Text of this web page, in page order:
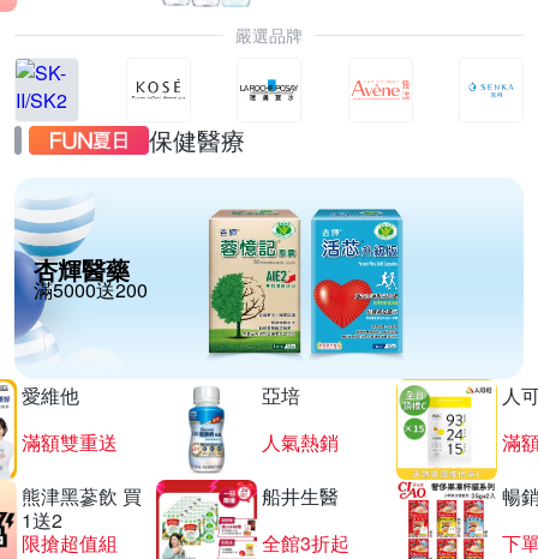
嚴選品牌
保健醫療
杏輝醫藥
滿5000送200
愛維他
滿額雙重送
亞培
人氣熱銷
人
滿
熊津黑蔘飲 買
1送2
限搶超值組
船井生醫
全館3折起
暢
下